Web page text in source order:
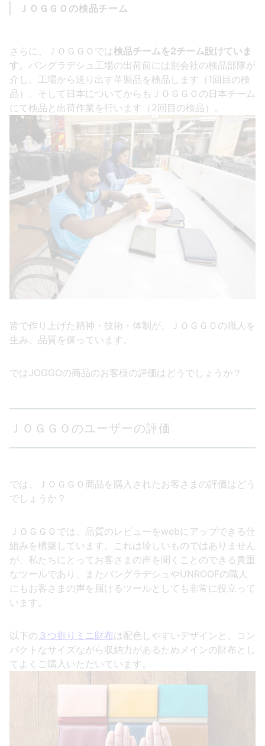
ＪＯＧＧＯの検品チーム
さらに、ＪＯＧＧＯでは検品チームを2チーム設けていま
す 。バングラデシュ工場の出荷前には別会社の検品部隊が
介し、工場から送り出す革製品を検品します（1回目の検
品）。そして日本についてからもＪＯＧＧＯの日本チーム
にて検品と出荷作業を行います（2回目の検品）。
皆で作り上げた精神・技術・体制が、ＪＯＧＧＯの職人を
生み、品質を保っています。
ではJOGGOの商品のお客様の評価はどうでしょうか？
ＪＯＧＧＯのユーザーの評価
では、ＪＯＧＧＯ商品を購入されたお客さまの評価はどう
でしょうか？
ＪＯＧＧＯでは、品質のレビューをwebにアップできる仕
組みを構築しています。これは珍しいものではありません
が、私たちにとってお客さまの声を聞くことのできる貴重
なツールであり、またバングラデシュやUNROOFの職人
にもお客さまの声を届けるツールとしても非常に役立って
います。
以下の ３つ折りミニ財布は配色しやすいデザインと、コン
パクトなサイズながら収納力があるためメインの財布とし
てよくご購入いただいています。